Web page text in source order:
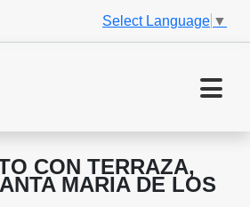
Select Language ▼
CON TERRAZA,
MARIA DE LOS